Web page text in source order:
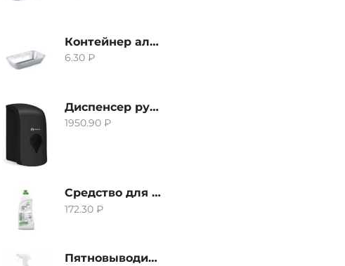
Контейнер алюминиевый 380мл
6.30₽
Диспенсер ручной для жидкого мыла Grass IT-0638, черный
1950.90₽
Средство для удаления извести и ржавчины Grass Gloss-Gel, 500мл
172.30₽
Пятновыводитель Grass Hard Stain Remover, 600мл